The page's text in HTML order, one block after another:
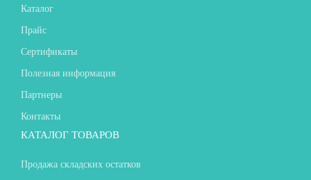
Каталог
Прайс
Сертификаты
Полезная информация
Партнеры
Контакты
КАТАЛОГ ТОВАРОВ
Продажа складских остатков